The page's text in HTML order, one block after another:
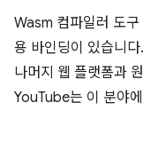
Wasm 컴파일러 도구
용 바인딩이 있습니
나머지 웹 플랫폼과
YouTube는 이 분야